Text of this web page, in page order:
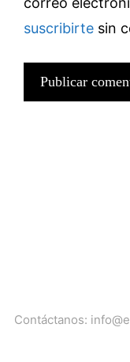
suscribirte sin
Contáctanos: